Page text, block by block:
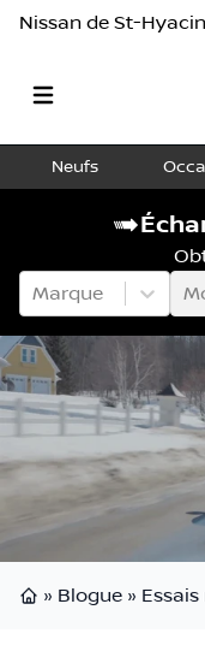
Nissan de St-
Neufs
Marque
» Blogue »